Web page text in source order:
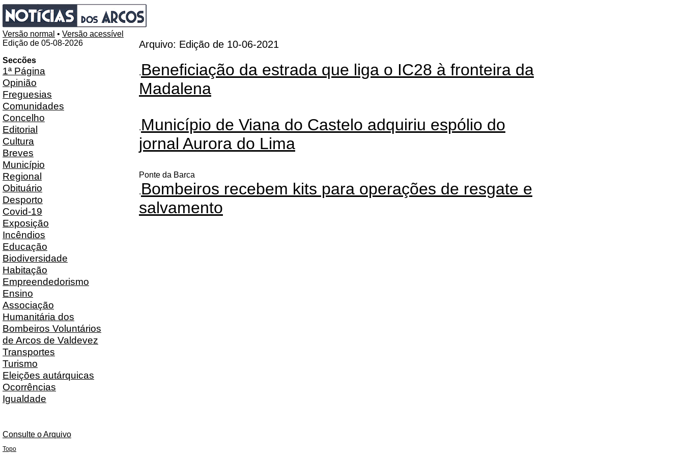
Versão normal • Versão acessível
Edição de 05-08-2026
Seccões
1ª Página
Opinião
Freguesias
Comunidades
Concelho
Editorial
Cultura
Breves
Município
Regional
Obituário
Desporto
Covid-19
Exposição
Incêndios
Educação
Biodiversidade
Habitação
Empreendedorismo
Ensino
Associação
Humanitária dos
Bombeiros Voluntários
de Arcos de Valdevez
Transportes
Turismo
Eleições autárquicas
Ocorrências
Igualdade
Consulte o Arquivo
Arquivo: Edição de 10-06-2021
.Beneficiação da estrada que liga o IC28 à fronteira da
Madalena
.Município de Viana do Castelo adquiriu espólio do
jornal Aurora do Lima
Ponte da Barca
.Bombeiros recebem kits para operações de resgate e
salvamento
Topo